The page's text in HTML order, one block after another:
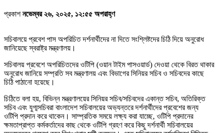
প্রকাশনভেম্বর ২৬, ২০২৫, ১২:৫৫ অপরাহ্ণ
সচিবালয়ে প্রবেশ পাস অপরিচিত দর্শনার্থীদের না দিতে সংশ্লিষ্টদের চিঠি দিয়ে অনুরোধ
জানিয়েছে স্বরাষ্ট্র মন্ত্রণালয়।
সচিবালয় প্রবেশে অপরিচিতদের ওটিপি (ওয়ান টাইম পাসওয়ার্ড) দেওয়া থেকে বিরত থাকার
অনুরোধ জানিয়ে সম্প্রতি সব মন্ত্রণালয় এবং বিভাগের সিনিয়র সচিব ও সচিবদের কাছে
চিঠি পাঠানো হয়েছে।
চিঠিতে বলা হয়, বিভিন্ন মন্ত্রণালয়ের সিনিয়র সচিব/সচিবদের একান্ত সচিব, অতিরিক্ত
সচিব এবং যুগ্মসচিবরা বাংলাদেশ সচিবালয়ের অভ্যন্তরে দর্শনার্থীদের প্রবেশের জন্য
ওটিপি প্রদান করে থাকেন। সাম্প্রতিক সময়ে লক্ষ্য করা যাচ্ছে, ওটিপি প্রদানের
ক্ষমতাপ্রাপ্ত কর্মকর্তাদের কাছ থেকে ওটিপি গ্রহণ করে কিছু দর্শনার্থী সচিবালয়ের